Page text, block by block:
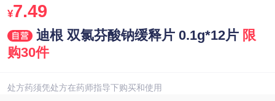
¥7.49
迪根 双氯芬酸钠缓释片 0.1g*12片 限
购30件
处方药须凭处方在药师指导下购买和使用